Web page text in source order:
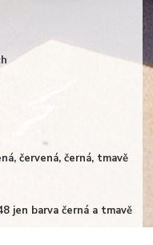
červená, černá, tmavě
jen barva černá a tmavě